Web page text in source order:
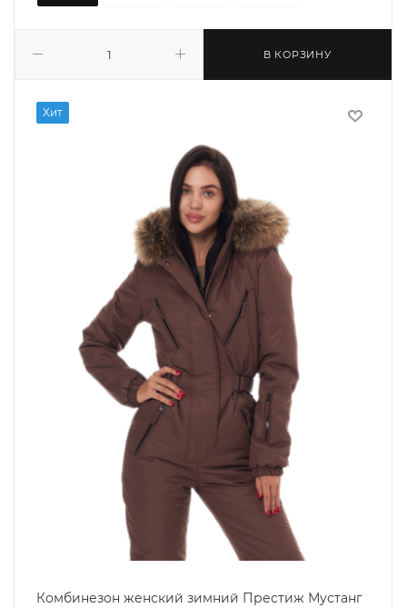
В КОРЗИНУ
Хит
Комбинезон женский зимний Престиж Мустанг